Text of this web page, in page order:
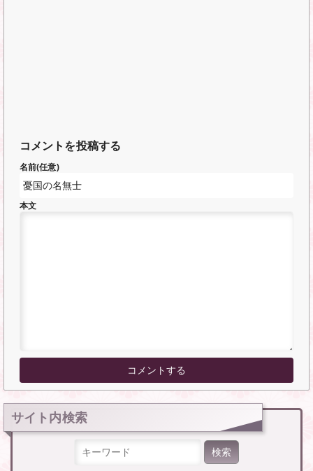
コメントを投稿する
名前(任意)
本文
サイト内検索